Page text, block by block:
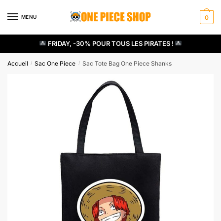
MENU 0
FRIDAY, -30% POUR TOUS LES PIRATES !
Accueil / Sac One Piece / Sac Tote Bag One Piece Shanks